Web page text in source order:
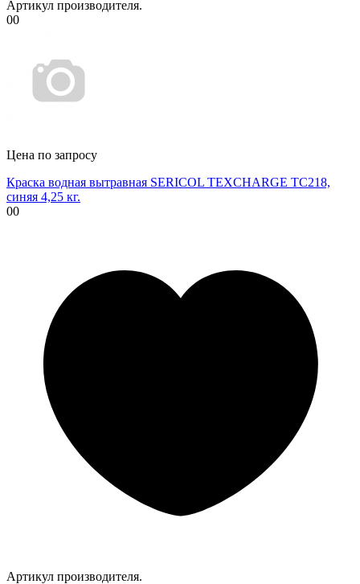
Артикул производителя.
00
Цена по запросу
Краска водная вытравная SERICOL TEXCHARGE TC218,
синяя 4,25 кг.
00
Артикул производителя.